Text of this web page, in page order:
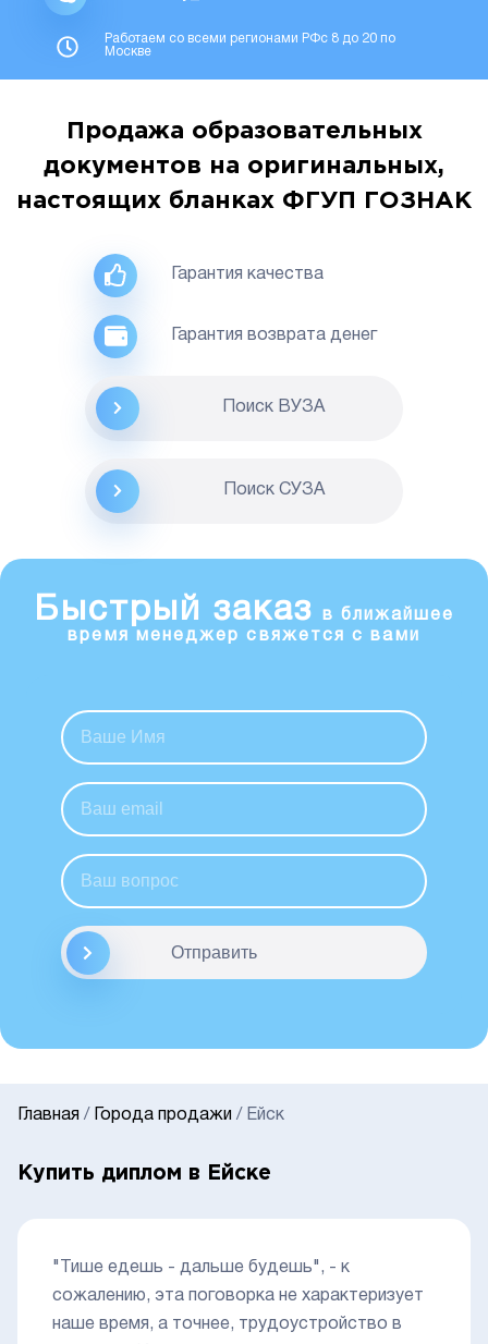
Работаем со всеми регионами РФс 8 до 20 по
Москве
Продажа образовательных
документов на оригинальных,
настоящих бланках ФГУП ГОЗНАК
Гарантия качества
Гарантия возврата денег
Поиск ВУЗА
Поиск CУЗА
Быстрый заказ
в ближайшее
время менеджер свяжется с вами
Отправить
Главная / Города продажи / Ейск
Купить диплом в Ейске
"Тише едешь - дальше будешь", - к
сожалению, эта поговорка не характеризует
наше время, а точнее, трудоустройство в